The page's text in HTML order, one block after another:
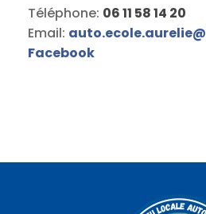
Téléphone: 06 11 58 14 20
Email: auto.ecole.aurelie@
Facebook